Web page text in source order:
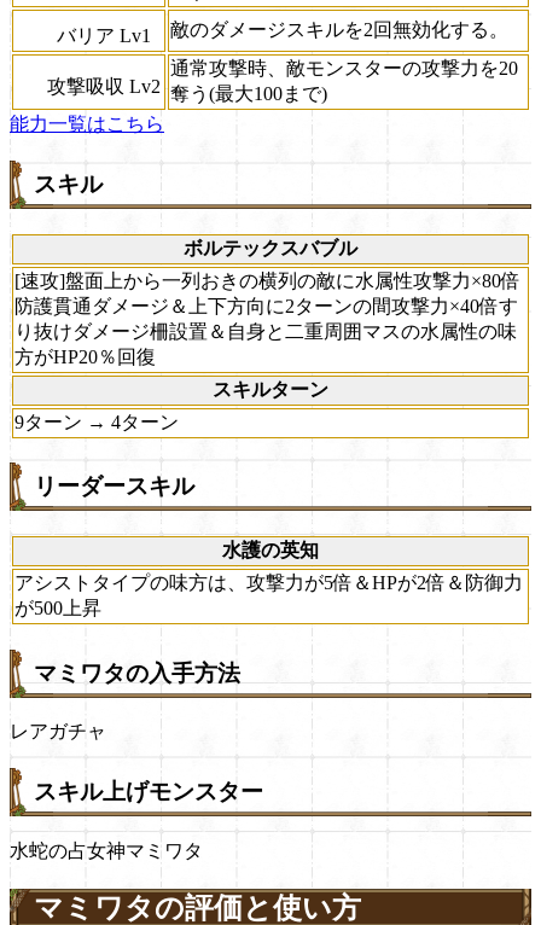
バリア Lv1 敵のダメージスキルを2回無効化する。
攻撃吸収 Lv2
通常攻撃時、敵モンスターの攻撃力を20
奪う(最大100まで)
能力一覧はこちら
スキル
ボルテックスバブル
[速攻]盤面上から一列おきの横列の敵に水属性攻撃力×80倍
防護貫通ダメージ＆上下方向に2ターンの間攻撃力×40倍す
り抜けダメージ柵設置＆自身と二重周囲マスの水属性の味
方がHP20％回復
スキルターン
9ターン → 4ターン
リーダースキル
水護の英知
アシストタイプの味方は、攻撃力が5倍＆HPが2倍＆防御力
が500上昇
マミワタの入手方法
レアガチャ
スキル上げモンスター
水蛇の占女神マミワタ
マミワタの評価と使い方